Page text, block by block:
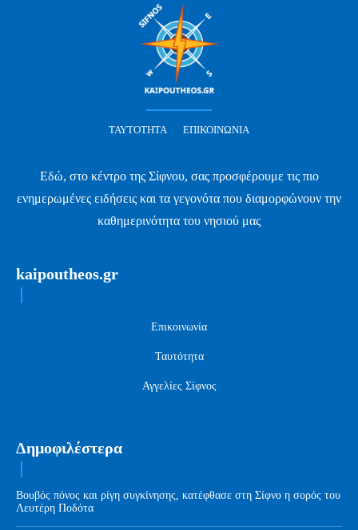
ΤΑΥΤΌΤΗΤΑ ΕΠΙΚΟΙΝΩΝΊΑ
Εδώ, στο κέντρο της Σίφνου, σας προσφέρουμε τις πιο
ενημερωμένες ειδήσεις και τα γεγονότα που διαμορφώνουν την
καθημερινότητα του νησιού μας
kaipoutheos.gr
Επικοινωνία
Ταυτότητα
Αγγελίες Σίφνος
Δημοφιλέστερα
Βουβός πόνος και ρίγη συγκίνησης, κατέφθασε στη Σίφνο η σορός του
Λευτέρη Ποδότα